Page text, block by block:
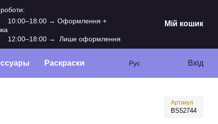
10:00–18:00 → Оформлення +
12:00–18:00 → Лише оформлення
Мій кошик
Раскраски Рус Вхід
Артикул
BS52744